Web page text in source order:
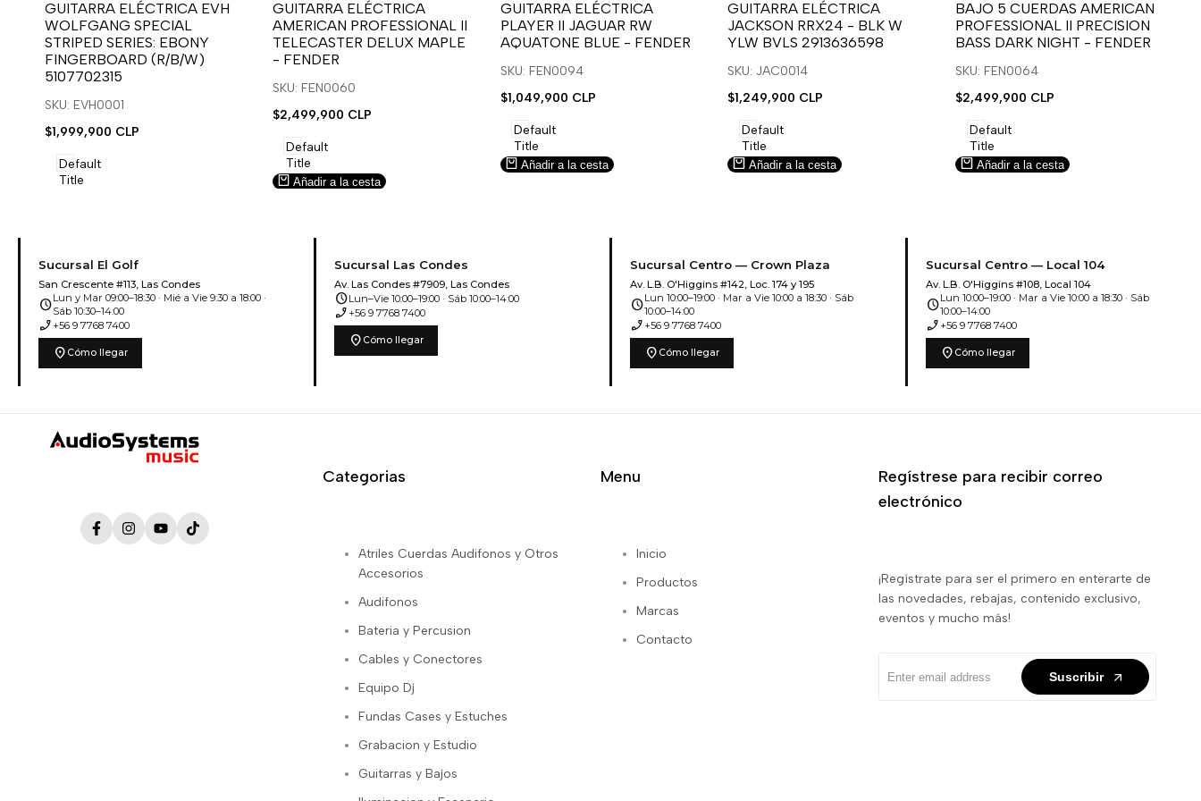
para
usar
la
lista
de
deseos.
para
usar
Compare
GUITARRA ELÉCTRICA EVH
WOLFGANG SPECIAL
STRIPED SERIES: EBONY
FINGERBOARD (R/B/W)
5107702315
SKU: EVH0001
Precio
venta
$1,999,900 CLP
Default
Title
para
usar
la
lista
de
para
usar
Compare
GUITARRA ELÉCTRICA
AMERICAN PROFESSIONAL II
TELECASTER DELUX MAPLE
- FENDER
SKU: FEN0060
Precio
venta
$2,499,900 CLP
Default
Title
Añadir a la cesta
para
usar
la
lista
deseos.
para
usar
Compare
GUITARRA ELÉCTRICA
PLAYER II JAGUAR RW
AQUATONE BLUE - FENDER
SKU: FEN0094
Precio
venta
$1,049,900 CLP
Default
Title
Añadir a la cesta
para
usar
la
lista
deseos.
para
usar
Compare
GUITARRA ELÉCTRICA
JACKSON RRX24 - BLK W
YLW BVLS 2913636598
SKU: JAC0014
Precio
venta
$1,249,900 CLP
Default
Title
Añadir a la cesta
para
usar
la
lista
deseos.
para
usar
Compare
BAJO 5 CUERDAS AMERICAN
PROFESSIONAL II PRECISION
BASS DARK NIGHT - FENDER
SKU: FEN0064
Precio
venta
$2,499,900 CLP
Default
Title
Añadir a la cesta
Sucursal El Golf
San Crescente #113, Las Condes
scheduleLun y Mar 09:00–18:30 · Mié a Vie 9:30 a 18:00 ·
Sáb 10:30–14:00
phone_enabled +56 9 7768 7400
location_on Cómo llegar
Sucursal Las Condes
Av. Las Condes #7909, Las Condes
scheduleLun–Vie 10:00–19:00 · Sáb 10:00–14:00
phone_enabled +56 9 7768 7400
location_on Cómo llegar
Sucursal Centro — Crown Plaza
Av. L.B. O'Higgins #142, Loc. 174 y 195
scheduleLun 10:00–19:00 · Mar a Vie 10:00 a 18:30 · Sáb
10:00–14:00
phone_enabled +56 9 7768 7400
location_on Cómo llegar
Sucursal Centro — Local 104
Av. L.B. O'Higgins #108, Local 104
scheduleLun 10:00–19:00 · Mar a Vie 10:00 a 18:30 · Sáb
10:00–14:00
phone_enabled +56 9 7768 7400
location_on Cómo llegar
FacebookInstagramYouTubeTikTok
Categorias
Atriles Cuerdas Audifonos y Otros
Accesorios
Audifonos
Bateria y Percusion
Cables y Conectores
Equipo Dj
Fundas Cases y Estuches
Grabacion y Estudio
Guitarras y Bajos
Menu
Inicio
Productos
Marcas
Contacto
Regístrese para recibir correo
electrónico
¡Regístrate para ser el primero en enterarte de
las novedades, rebajas, contenido exclusivo,
eventos y mucho más!
Suscribir